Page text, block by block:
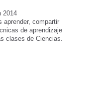
2014
aprender, compartir
de aprendizaje
clases de Ciencias.